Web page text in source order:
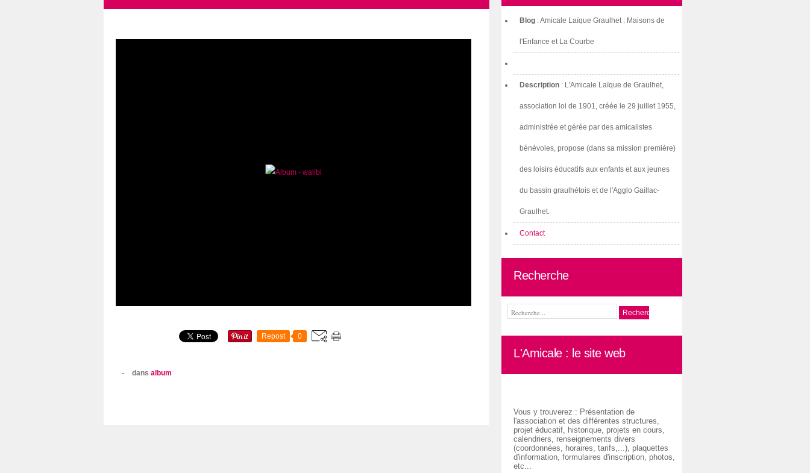
Repost 0
- dans album
Blog : Amicale Laïque Graulhet : Maisons de
l'Enfance et La Courbe
Description : L'Amicale Laïque de Graulhet,
association loi de 1901, créée le 29 juillet 1955,
administrée et gérée par des amicalistes
bénévoles, propose (dans sa mission première)
des loisirs éducatifs aux enfants et aux jeunes
du bassin graulhétois et de l'Agglo Gaillac-
Graulhet.
Contact
Recherche
L'Amicale : le site web
Vous y trouverez : Présentation de
l'association et des différentes structures,
projet éducatif, historique, projets en cours,
calendriers, renseignements divers
(coordonnées, horaires, tarifs,...), plaquettes
d'information, formulaires d'inscription, photos,
etc...